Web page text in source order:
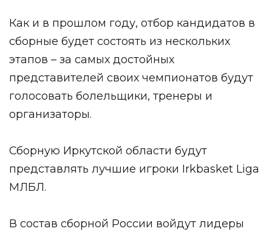
Как и в прошлом году, отбор кандидатов в
сборные будет состоять из нескольких
этапов – за самых достойных
представителей своих чемпионатов будут
голосовать болельщики, тренеры и
организаторы.
Сборную Иркутской области будут
представлять лучшие игроки Irkbasket Liga
МЛБЛ.
В состав сборной России войдут лидеры